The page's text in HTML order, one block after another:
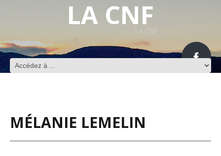
LA CNF
LA CNF
MÉLANIE LEMELIN